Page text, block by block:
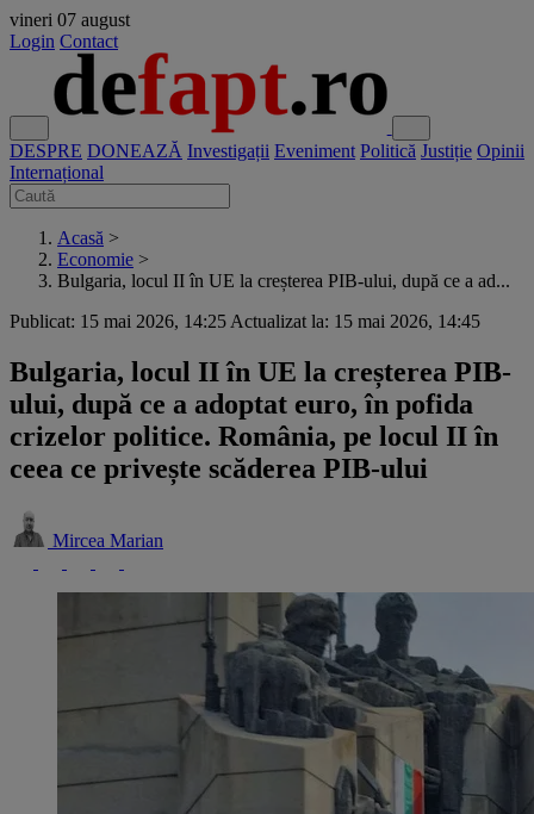
vineri 07 august
Login Contact
DESPRE DONEAZĂ Investigații Eveniment Politică Justiție Opinii
Internațional
Acasă >
Economie >
Bulgaria, locul II în UE la creșterea PIB-ului, după ce a ad...
Publicat: 15 mai 2026, 14:25 Actualizat la: 15 mai 2026, 14:45
Bulgaria, locul II în UE la creșterea PIB-
ului, după ce a adoptat euro, în pofida
crizelor politice. România, pe locul II în
ceea ce privește scăderea PIB-ului
Mircea Marian